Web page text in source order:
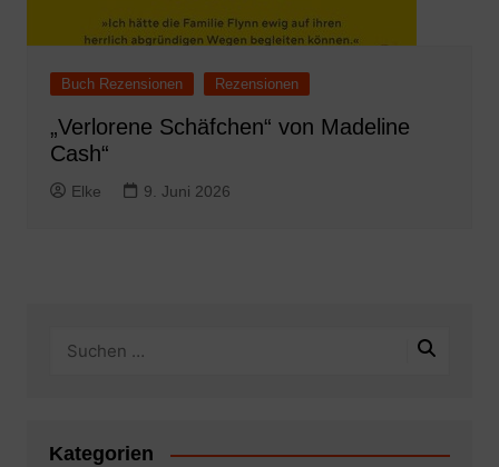
Buch Rezensionen Rezensionen
„Verlorene Schäfchen“ von Madeline
Cash“
Elke 9. Juni 2026
Kategorien